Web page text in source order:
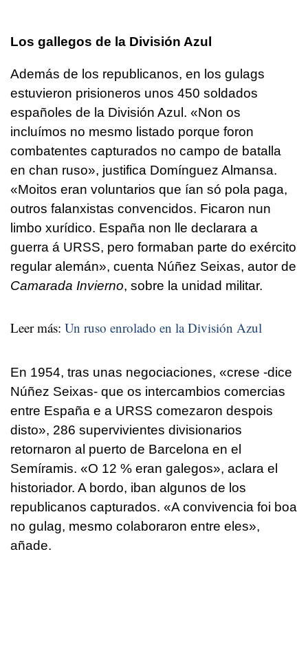
Los gallegos de la División Azul
Además de los republicanos, en los gulags
estuvieron prisioneros unos 450 soldados
españoles de la División Azul. «Non os
incluímos no mesmo listado porque foron
combatentes capturados no campo de batalla
en chan ruso», justifica Domínguez Almansa.
«Moitos eran voluntarios que ían só pola paga,
outros falanxistas convencidos. Ficaron nun
limbo xurídico. España non lle declarara a
guerra á URSS, pero formaban parte do exército
regular alemán», cuenta Núñez Seixas, autor de
Camarada Invierno, sobre la unidad militar.
Leer más: Un ruso enrolado en la División Azul
En 1954, tras unas negociaciones, «crese -dice
Núñez Seixas- que os intercambios comercias
entre España e a URSS comezaron despois
disto», 286 supervivientes divisionarios
retornaron al puerto de Barcelona en el
Semíramis. «O 12 % eran galegos», aclara el
historiador. A bordo, iban algunos de los
republicanos capturados. «A convivencia foi boa
no gulag, mesmo colaboraron entre eles»,
añade.